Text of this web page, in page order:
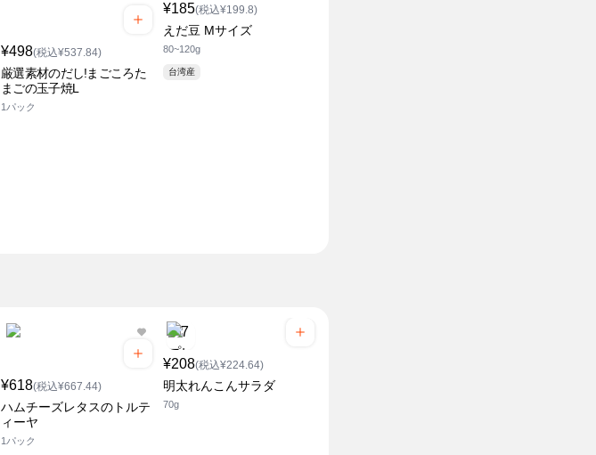
¥498(税込¥537.84)
厳選素材のだし!まごころた
まごの玉子焼L
1パック
¥185(税込¥199.8)
えだ豆 Mサイズ
80~120g
台湾産
¥618(税込¥667.44)
ハムチーズレタスのトルテ
ィーヤ
1パック
¥208(税込¥224.64)
明太れんこんサラダ
70g